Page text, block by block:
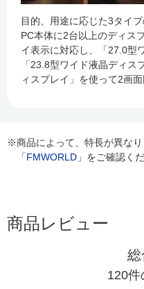
目的、用途に応じた3タイ
PC本体に2台以上のディス
イ表示に対応し、「27.0型
「23.8型ワイド液晶ディ
ィスプレイ」を使って2画
※商品によって、特長が異な
「 FMWORLD 」をご確認く
商品レビュー
総
120件